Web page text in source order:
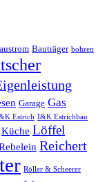
Bauträger bohren
Garage Gas
Estrich I&K Estrichbau
Küche Löffel
Reichert
Röller & Scheerer